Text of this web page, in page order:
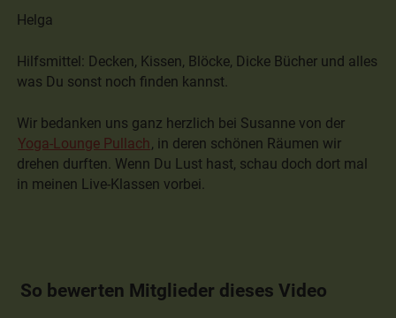
Helga
Hilfsmittel: Decken, Kissen, Blöcke, Dicke Bücher und alles
was Du sonst noch finden kannst.
Wir bedanken uns ganz herzlich bei Susanne von der
Yoga-Lounge Pullach, in deren schönen Räumen wir
drehen durften. Wenn Du Lust hast, schau doch dort mal
in meinen Live-Klassen vorbei.
So bewerten Mitglieder dieses Video